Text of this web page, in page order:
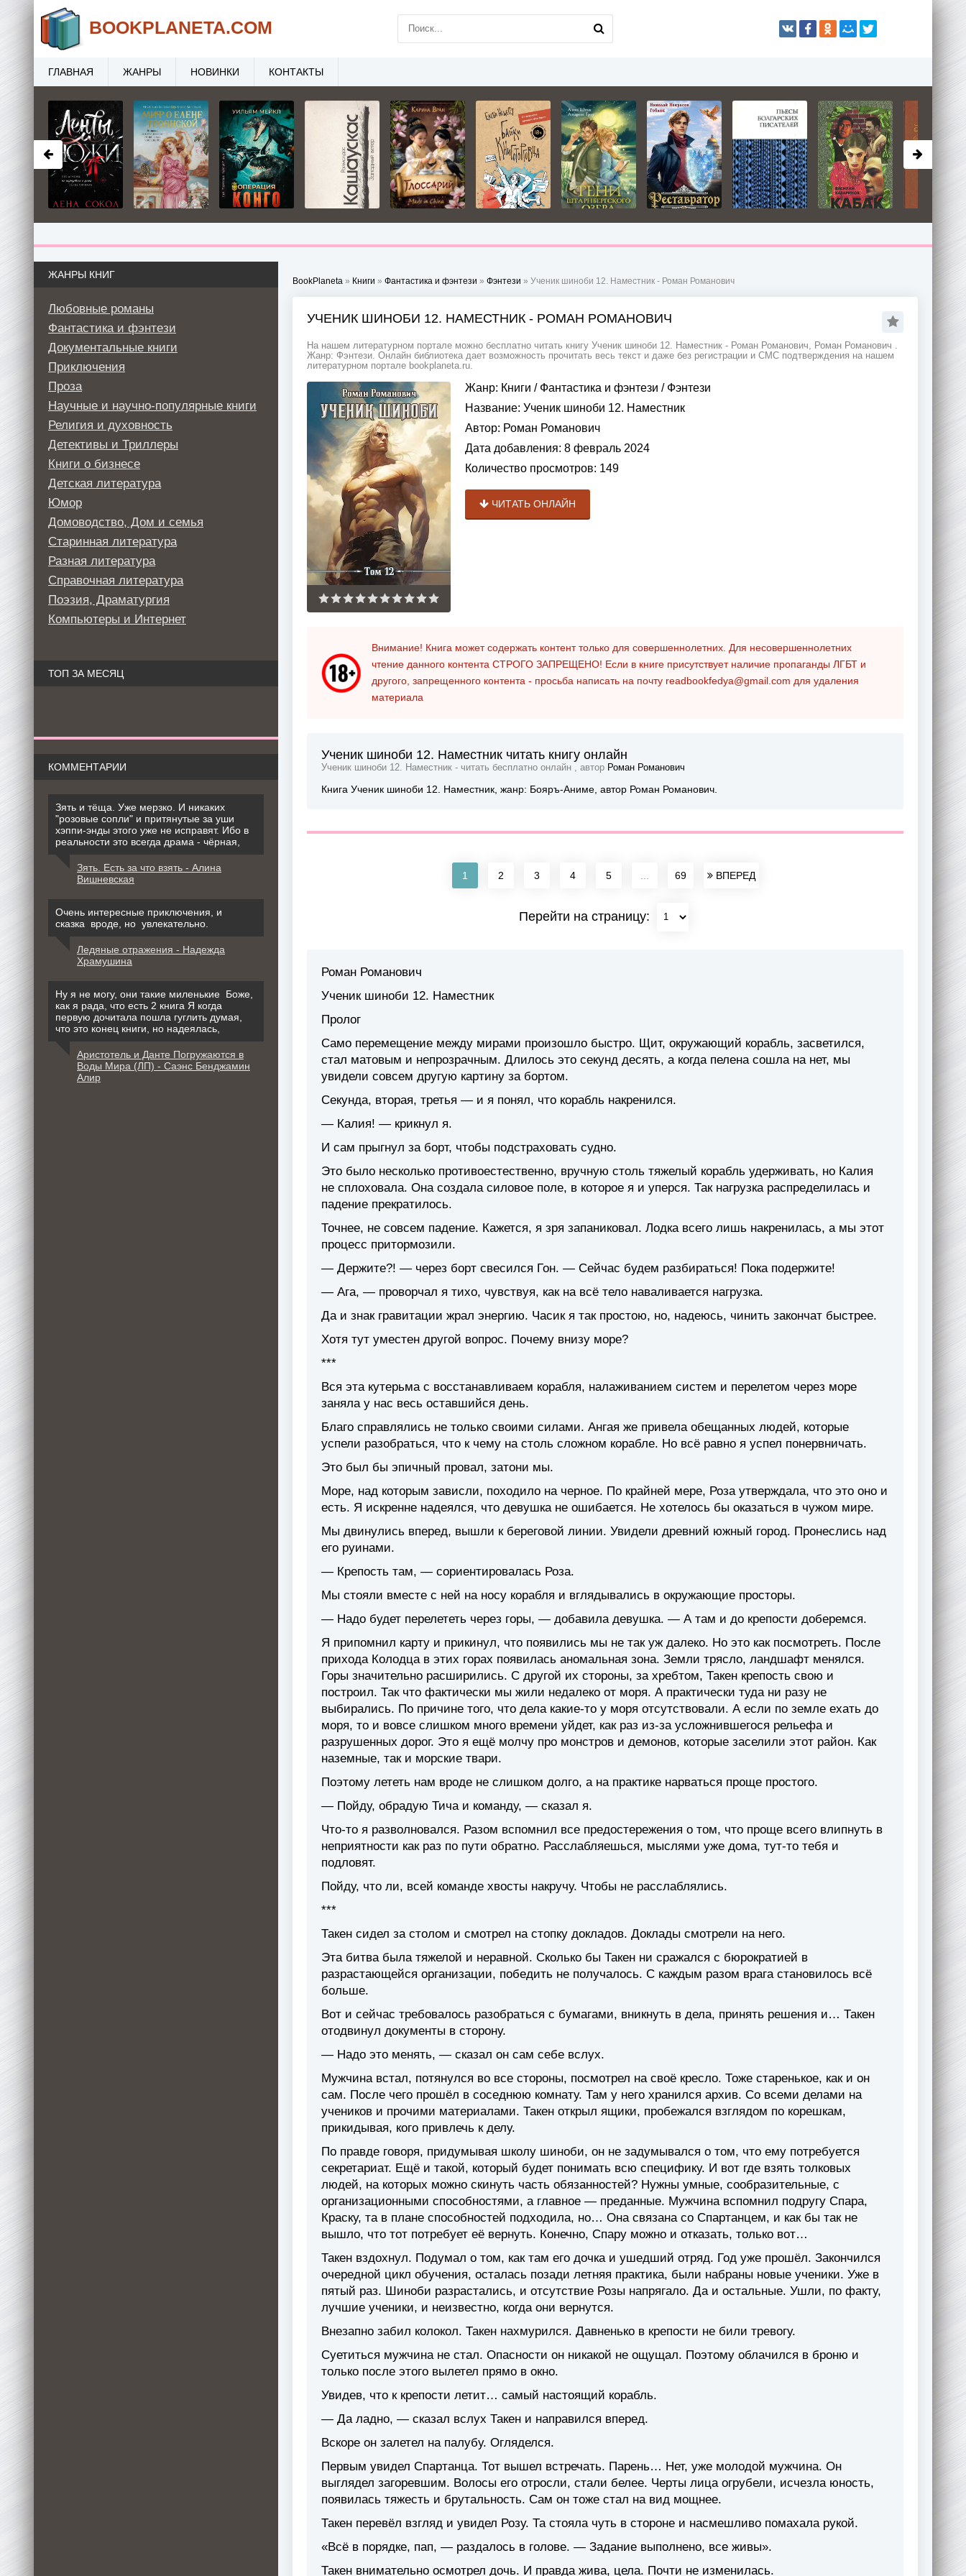
BookPlaneta » Книги » Фантастика и фэнтези » Фэнтези » Ученик шиноби 12. Наместник - Роман Романович
УЧЕНИК ШИНОБИ 12. НАМЕСТНИК - РОМАН РОМАНОВИЧ
На нашем литературном портале можно бесплатно читать книгу Ученик шиноби 12. Наместник - Роман Романович, Роман Романович .
Жанр: Фэнтези. Онлайн библиотека дает возможность прочитать весь текст и даже без регистрации и СМС подтверждения на нашем
литературном портале bookplaneta.ru.
Жанр: Книги / Фантастика и фэнтези / Фэнтези
Название: Ученик шиноби 12. Наместник
Автор: Роман Романович
Дата добавления: 8 февраль 2024
Количество просмотров: 149
ЧИТАТЬ ОНЛАЙН
Внимание! Книга может содержать контент только для совершеннолетних. Для несовершеннолетних
чтение данного контента СТРОГО ЗАПРЕЩЕНО! Если в книге присутствует наличие пропаганды ЛГБТ и
другого, запрещенного контента - просьба написать на почту readbookfedya@gmail.com для удаления
материала
Ученик шиноби 12. Наместник читать книгу онлайн
Ученик шиноби 12. Наместник - читать бесплатно онлайн , автор Роман Романович
Книга Ученик шиноби 12. Наместник, жанр: Бояръ-Аниме, автор Роман Романович.
1 2 3 4 5 69 ВПЕРЕД
Перейти на страницу:
Роман Романович
Ученик шиноби 12. Наместник
Пролог
Само перемещение между мирами произошло быстро. Щит, окружающий корабль, засветился,
стал матовым и непрозрачным. Длилось это секунд десять, а когда пелена сошла на нет, мы
увидели совсем другую картину за бортом.
Секунда, вторая, третья — и я понял, что корабль накренился.
— Калия! — крикнул я.
И сам прыгнул за борт, чтобы подстраховать судно.
Это было несколько противоестественно, вручную столь тяжелый корабль удерживать, но Калия
не сплоховала. Она создала силовое поле, в которое я и уперся. Так нагрузка распределилась и
падение прекратилось.
Точнее, не совсем падение. Кажется, я зря запаниковал. Лодка всего лишь накренилась, а мы этот
процесс притормозили.
— Держите?! — через борт свесился Гон. — Сейчас будем разбираться! Пока подержите!
— Ага, — проворчал я тихо, чувствуя, как на всё тело наваливается нагрузка.
Да и знак гравитации жрал энергию. Часик я так простою, но, надеюсь, чинить закончат быстрее.
Хотя тут уместен другой вопрос. Почему внизу море?
***
Вся эта кутерьма с восстанавливаем корабля, налаживанием систем и перелетом через море
заняла у нас весь оставшийся день.
Благо справлялись не только своими силами. Ангая же привела обещанных людей, которые
успели разобраться, что к чему на столь сложном корабле. Но всё равно я успел понервничать.
Это был бы эпичный провал, затони мы.
Море, над которым зависли, походило на черное. По крайней мере, Роза утверждала, что это оно и
есть. Я искренне надеялся, что девушка не ошибается. Не хотелось бы оказаться в чужом мире.
Мы двинулись вперед, вышли к береговой линии. Увидели древний южный город. Пронеслись над
его руинами.
— Крепость там, — сориентировалась Роза.
Мы стояли вместе с ней на носу корабля и вглядывались в окружающие просторы.
— Надо будет перелететь через горы, — добавила девушка. — А там и до крепости доберемся.
Я припомнил карту и прикинул, что появились мы не так уж далеко. Но это как посмотреть. После
прихода Колодца в этих горах появилась аномальная зона. Земли трясло, ландшафт менялся.
Горы значительно расширились. С другой их стороны, за хребтом, Такен крепость свою и
построил. Так что фактически мы жили недалеко от моря. А практически туда ни разу не
выбирались. По причине того, что дела какие-то у моря отсутствовали. А если по земле ехать до
моря, то и вовсе слишком много времени уйдет, как раз из-за усложнившегося рельефа и
разрушенных дорог. Это я ещё молчу про монстров и демонов, которые заселили этот район. Как
наземные, так и морские твари.
Поэтому лететь нам вроде не слишком долго, а на практике нарваться проще простого.
— Пойду, обрадую Тича и команду, — сказал я.
Что-то я разволновался. Разом вспомнил все предостережения о том, что проще всего влипнуть в
неприятности как раз по пути обратно. Расслабляешься, мыслями уже дома, тут-то тебя и
подловят.
Пойду, что ли, всей команде хвосты накручу. Чтобы не расслаблялись.
***
Такен сидел за столом и смотрел на стопку докладов. Доклады смотрели на него.
Эта битва была тяжелой и неравной. Сколько бы Такен ни сражался с бюрократией в
разрастающейся организации, победить не получалось. С каждым разом врага становилось всё
больше.
Вот и сейчас требовалось разобраться с бумагами, вникнуть в дела, принять решения и… Такен
отодвинул документы в сторону.
— Надо это менять, — сказал он сам себе вслух.
Мужчина встал, потянулся во все стороны, посмотрел на своё кресло. Тоже старенькое, как и он
сам. После чего прошёл в соседнюю комнату. Там у него хранился архив. Со всеми делами на
учеников и прочими материалами. Такен открыл ящики, пробежался взглядом по корешкам,
прикидывая, кого привлечь к делу.
По правде говоря, придумывая школу шиноби, он не задумывался о том, что ему потребуется
секретариат. Ещё и такой, который будет понимать всю специфику. И вот где взять толковых
людей, на которых можно скинуть часть обязанностей? Нужны умные, сообразительные, с
организационными способностями, а главное — преданные. Мужчина вспомнил подругу Спара,
Краску, та в плане способностей подходила, но… Она связана со Спартанцем, и как бы так не
вышло, что тот потребует её вернуть. Конечно, Спару можно и отказать, только вот…
Такен вздохнул. Подумал о том, как там его дочка и ушедший отряд. Год уже прошёл. Закончился
очередной цикл обучения, осталась позади летняя практика, были набраны новые ученики. Уже в
пятый раз. Шиноби разрастались, и отсутствие Розы напрягало. Да и остальные. Ушли, по факту,
лучшие ученики, и неизвестно, когда они вернутся.
Внезапно забил колокол. Такен нахмурился. Давненько в крепости не били тревогу.
Суетиться мужчина не стал. Опасности он никакой не ощущал. Поэтому облачился в броню и
только после этого вылетел прямо в окно.
Увидев, что к крепости летит… самый настоящий корабль.
— Да ладно, — сказал вслух Такен и направился вперед.
Вскоре он залетел на палубу. Огляделся.
Первым увидел Спартанца. Тот вышел встречать. Парень… Нет, уже молодой мужчина. Он
выглядел загоревшим. Волосы его отросли, стали белее. Черты лица огрубели, исчезла юность,
появилась тяжесть и брутальность. Сам он тоже стал на вид мощнее.
Такен перевёл взгляд и увидел Розу. Та стояла чуть в стороне и насмешливо помахала рукой.
«Всё в порядке, пап, — раздалось в голове. — Задание выполнено, все живы».
Такен внимательно осмотрел дочь. И правда жива, цела. Почти не изменилась.
ЖАНРЫ КНИГ
Любовные романы
Фантастика и фэнтези
Документальные книги
Приключения
Проза
Научные и научно-популярные книги
Религия и духовность
Детективы и Триллеры
Книги о бизнесе
Детская литература
Юмор
Домоводство, Дом и семья
Старинная литература
Разная литература
Справочная литература
Поэзия, Драматургия
Компьютеры и Интернет
ТОП ЗА МЕСЯЦ
КОММЕНТАРИИ
Зять и тёща. Уже мерзко. И никаких
"розовые сопли" и притянутые за уши
хэппи-энды этого уже не исправят. Ибо в
реальности это всегда драма - чёрная,
Зять. Есть за что взять - Алина
Вишневская
Очень интересные приключения, и
сказка вроде, но увлекательно.
Ледяные отражения - Надежда
Храмушина
Ну я не могу, они такие миленькие Боже,
как я рада, что есть 2 книга Я когда
первую дочитала пошла гуглить думая,
что это конец книги, но надеялась,
Аристотель и Данте Погружаются в
Воды Мира (ЛП) - Саэнс Бенджамин
Алир
BOOKPLANETA.COM
ГЛАВНАЯ ЖАНРЫ НОВИНКИ КОНТАКТЫ